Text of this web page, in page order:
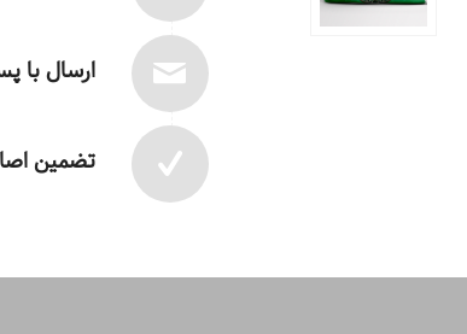
ارسال با
تضمین